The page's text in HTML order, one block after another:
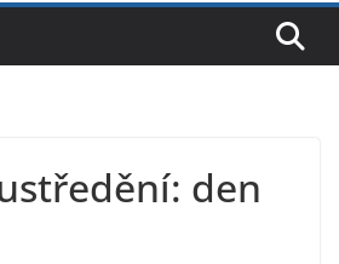
den